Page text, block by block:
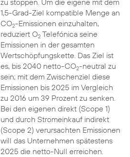
zu stoppen. Um die eigene mit dem
1,5-Grad-Ziel kompatible Menge an
CO2-Emissionen einzuhalten,
reduziert O2Telefónica seine
Emissionen in der gesamten
Wertschöpfungskette. Das Ziel ist
es, bis 2040 netto-CO2-neutral zu
sein; mit dem Zwischenziel diese
Emissionen bis 2025 im Vergleich
zu 2016 um 39 Prozent zu senken.
Bei den eigenen direkt (Scope 1)
und durch Stromeinkauf indirekt
(Scope 2) verursachten Emissionen
will das Unternehmen spätestens
2025 die netto-Null erreichen.